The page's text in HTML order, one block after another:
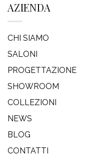
AZIENDA
CHI SIAMO
SALONI
PROGETTAZIONE
SHOWROOM
COLLEZIONI
NEWS
BLOG
CONTATTI